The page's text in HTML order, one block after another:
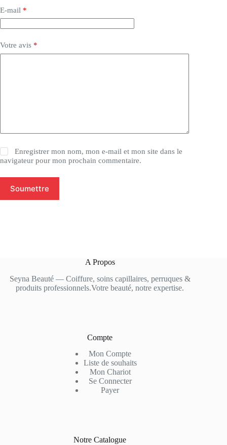
E-mail *
Votre avis *
Enregistrer mon nom, mon e-mail et mon site dans le
navigateur pour mon prochain commentaire.
Soumettre
A Propos
Seyna Beauté — Coiffure, soins capillaires, perruques &
produits professionnels.Votre beauté, notre expertise.
Compte
Mon Compte
Liste de souhaits
Mon Chariot
Se Connecter
Payer
Notre Catalogue